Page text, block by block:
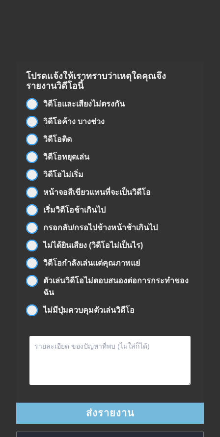
โปรดแจ้งให้เราทราบว่าเหตุใดคุณจึง
รายงานวิดีโอนี้
วิดีโอและเสียงไม่ตรงกัน
วิดีโอค้าง บางช่วง
วิดีโอติด
วิดีโอหยุดเล่น
วิดีโอไม่เริ่ม
หน้าจอสีเขียวแทนที่จะเป็นวิดีโอ
เริ่มวิดีโอช้าเกินไป
กรอกลับ/กรอไปข้างหน้าช้าเกินไป
ไม่ได้ยินเสียง (วิดีโอไม่เป็นไร)
วิดีโอกำลังเล่นแต่คุณภาพแย่
ตัวเล่นวิดีโอไม่ตอบสนองต่อการกระทำของ
ฉัน
ไม่มีปุ่มควบคุมตัวเล่นวิดีโอ